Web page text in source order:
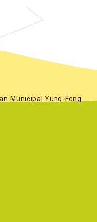
Municipal Yung-Feng